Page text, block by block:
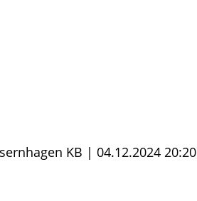
KB | 04.12.2024 20:20